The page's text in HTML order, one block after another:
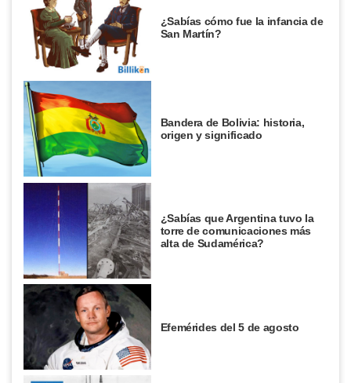
¿Sabías cómo fue la infancia de
San Martín?
Bandera de Bolivia: historia,
origen y significado
¿Sabías que Argentina tuvo la
torre de comunicaciones más
alta de Sudamérica?
Efemérides del 5 de agosto